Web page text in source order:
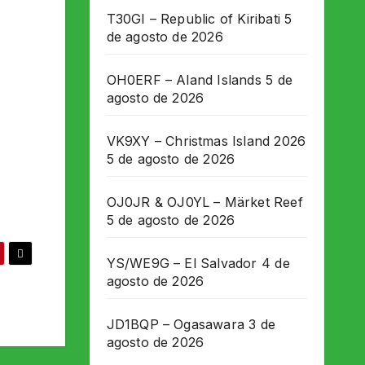
T30GI – Republic of Kiribati 5
de agosto de 2026
OH0ERF – Aland Islands 5 de
agosto de 2026
VK9XY – Christmas Island 2026
5 de agosto de 2026
OJ0JR & OJ0YL – Märket Reef
5 de agosto de 2026
YS/WE9G – El Salvador 4 de
agosto de 2026
JD1BQP – Ogasawara 3 de
agosto de 2026